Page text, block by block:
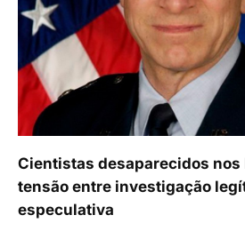
Cientistas desaparecidos nos
tensão entre investigação
especulativa